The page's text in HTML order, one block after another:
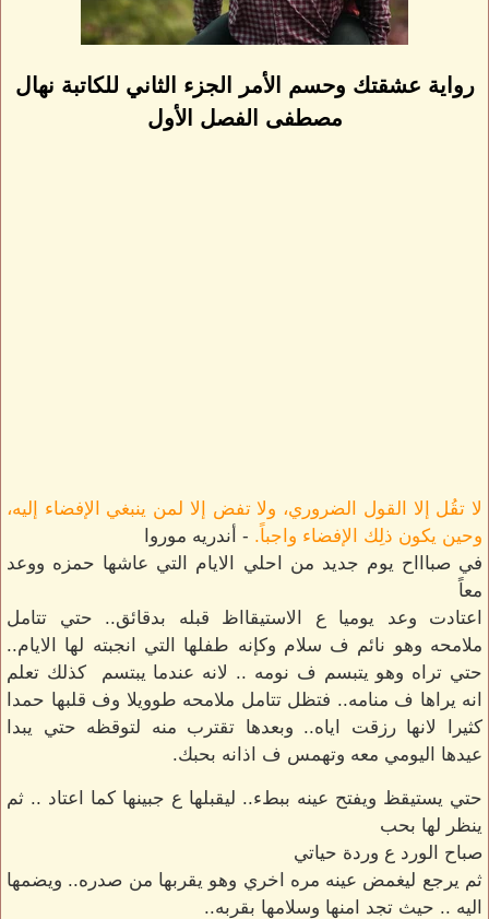
رواية عشقتك وحسم الأمر الجزء الثاني للكاتبة نهال
مصطفى الفصل الأول
لا تقُل إلا القول الضروري، ولا تفض إلا لمن ينبغي الإفضاء إليه،
وحين يكون ذلِك الإفضاء واجباً. - أندريه موروا
في صباااح يوم جديد من احلي الايام التي عاشها حمزه ووعد
معاً
اعتادت وعد يوميا ع الاستيقااظ قبله بدقائق.. حتي تتامل
ملامحه وهو نائم ف سلام وكإنه طفلها التي انجبته لها الايام..
حتي تراه وهو يتبسم ف نومه .. لانه عندما يبتسم كذلك تعلم
انه يراها ف منامه.. فتظل تتامل ملامحه طوويلا وف قلبها حمدا
كثيرا لانها رزقت اياه.. وبعدها تقترب منه لتوقظه حتي يبدا
عيدها اليومي معه وتهمس ف اذانه بحبك.
حتي يستيقظ ويفتح عينه ببطء.. ليقبلها ع جبينها كما اعتاد .. ثم
ينظر لها بحب
صباح الورد ع وردة حياتي
ثم يرجع ليغمض عينه مره اخري وهو يقربها من صدره.. ويضمها
اليه .. حيث تجد امنها وسلامها بقربه..